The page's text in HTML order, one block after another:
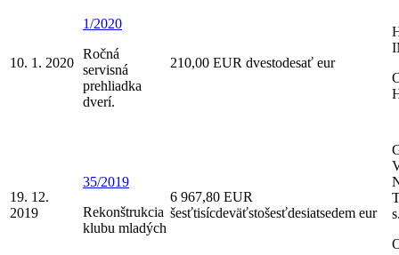
10. 1. 2020
1/2020
Ročná
servisná
prehliadka
dverí.
210,00 EUR dvestodesať eur
19. 12.
2019
35/2019
Rekonštrukcia
klubu mladých
6 967,80 EUR
šesťtisícdeväťstošesťdesiatsedem eur